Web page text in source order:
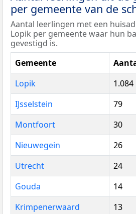
per gemeente van de
Aantal leerlingen met een
Lopik per gemeente waar hun
gevestigd is.
Gemeente
Lopik
1.084
IJsselstein
79
Montfoort
30
Nieuwegein
26
Utrecht
24
Gouda
14
Krimpenerwaard
13